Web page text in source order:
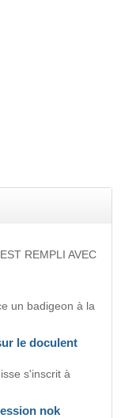
REMPLI AVEC
un badigeon à la
le doculent
s'inscrit à
nok